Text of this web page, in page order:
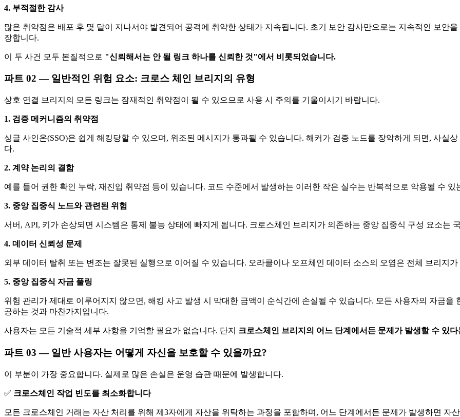
4. 부적절한 감사
많은 취약점은 배포 후 몇 달이 지나서야 발견되어 공격에 취약한 상태가 지속됩니다. 초기 보안 감사만으로는 지속적인 보안
장합니다.
이 두 사건 모두 본질적으로 "신뢰해서는 안 될 링크 하나를 신뢰한 것"에서 비롯되었습니다.
파트 02 — 일반적인 위험 요소: 크로스 체인 브리지의 유형
상호 연결 브리지의 모든 링크는 잠재적인 취약점이 될 수 있으므로 사용 시 주의를 기울이시기 바랍니다.
1. 검증 메커니즘의 취약점
싱글 사인온(SSO)은 쉽게 해킹당할 수 있으며, 위조된 메시지가 통과될 수 있습니다. 해커가 검증 노드를 장악하게 되면, 사실
다.
2. 계약 논리의 결함
예를 들어 권한 확인 누락, 재진입 취약점 등이 있습니다. 코드 수준에서 발생하는 이러한 작은 실수는 반복적으로 악용될 수
3. 중앙 집중식 노드와 관련된 위험
서버, API, 키가 손상되면 시스템은 통제 불능 상태에 빠지게 됩니다. 크로스체인 브리지가 의존하는 중앙 집중식 구성 요소는
4. 데이터 신뢰성 문제
외부 데이터 탈취 또는 변조는 잘못된 실행으로 이어질 수 있습니다. 오라클이나 오프체인 데이터 소스의 오염은 전체 브리지
5. 중앙 집중식 자금 풀링
위험 관리가 제대로 이루어지지 않으면, 해킹 사고 발생 시 막대한 금액이 순식간에 손실될 수 있습니다. 모든 사용자의 자금
공하는 것과 마찬가지입니다.
사용자는 모든 기술적 세부 사항을 기억할 필요가 없습니다. 단지 크로스체인 브리지의 어느 단계에서든 문제가 발생할 수 있
파트 03 — 일반 사용자는 어떻게 자신을 보호할 수 있을까요?
이 부분이 가장 중요합니다. 실제로 많은 손실은 운영 습관 때문에 발생합니다.
✅ 크로스체인 작업 빈도를 최소화합니다
모든 크로스체인 거래는 자산 처리를 위해 제3자에게 자산을 위탁하는 과정을 포함하며, 어느 단계에서든 문제가 발생하면 자